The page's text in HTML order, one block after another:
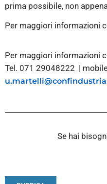
prima possibile, non
Per maggiori informazioni
Per maggiori informazioni
Tel. 071 29048222 |
Se hai